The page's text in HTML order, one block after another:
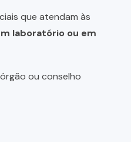
que atendam às
laboratório ou em
ou conselho